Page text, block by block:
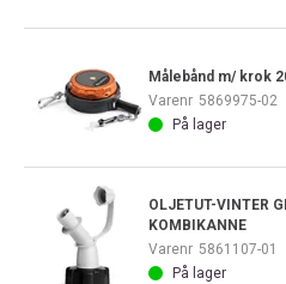
Målebånd m/ krok
Varenr 5869975-02
På lager
OLJETUT-VINTER
KOMBIKANNE
Varenr 5861107-01
På lager